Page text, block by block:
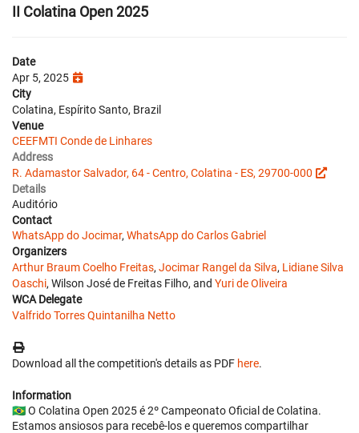
II Colatina Open 2025
Date
Apr 5, 2025
City
Colatina, Espírito Santo, Brazil
Venue
CEEFMTI Conde de Linhares
Address
R. Adamastor Salvador, 64 - Centro, Colatina - ES, 29700-000
Details
Auditório
Contact
WhatsApp do Jocimar, WhatsApp do Carlos Gabriel
Organizers
Arthur Braum Coelho Freitas, Jocimar Rangel da Silva, Lidiane Silva
Oaschi, Wilson José de Freitas Filho, and Yuri de Oliveira
WCA Delegate
Valfrido Torres Quintanilha Netto
Download all the competition's details as PDF here.
Information
🇧🇷 O Colatina Open 2025 é 2º Campeonato Oficial de Colatina.
Estamos ansiosos para recebê-los e queremos compartilhar